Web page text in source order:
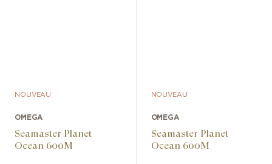
NOUVEAU
OMEGA
Seamaster Planet
Ocean 600M
NOUVEAU
OMEGA
Seamaster Planet
Ocean 600M